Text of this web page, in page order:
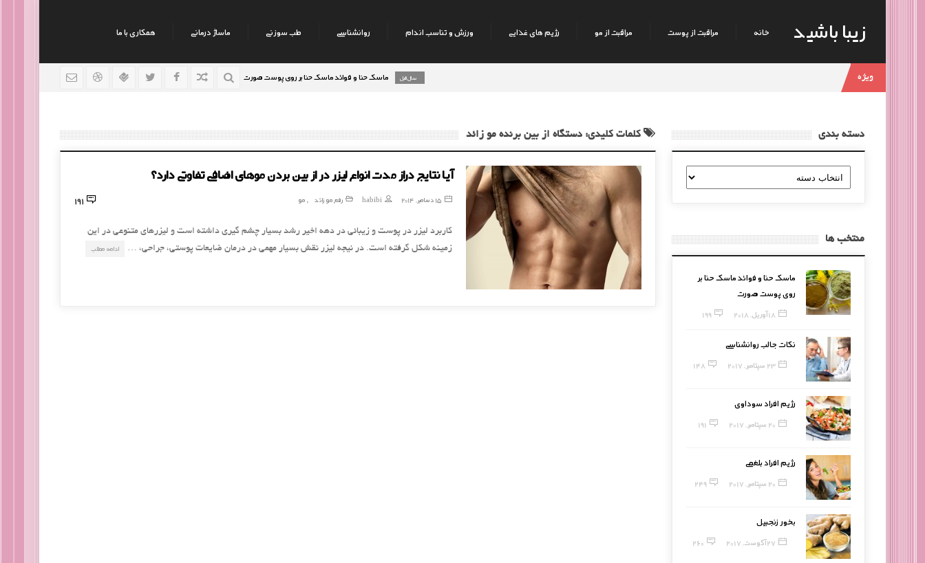
زیبا باشید خانه مراقبت از پوست مراقبت از مو رژیم های غذایی ورزش و تناسب اندام روانشناسی طب سوزنی ماساژ درمانی همکاری با ما
ویژه ماسک حنا و فوائد ماسک حنا بر روی پوست صورت 9 سال قبل نکات جالب روانشناسی
کلمات کلیدی: دستگاه از بین برنده مو زائد
آیا نتایج دراز مدت انواع لیزر در از بین بردن موهای اضافی تفاوتی دارد؟
15 دسامبر, 2014 habibi رفع مو زائد ,مو 191
کاربرد لیزر در پوست و زیبائی در دهه اخیر رشد بسیار چشم گیری داشته است و لیزرهای متنوعی در این
زمینه شکل گرفته است. در نیجه لیزر نقش بسیار مهمی در درمان ضایعات پوستی، جراحی، …
ادامه مطلب
دسته بندی
دسته
بندی
منتخب ها
ماسک حنا و فوائد ماسک حنا بر
روی پوست صورت
18 آوریل, 2018 199
نکات جالب روانشناسی
23 سپتامبر, 2017 148
رژیم افراد سوداوی
20 سپتامبر, 2017 191
رژیم افراد بلغمی
20 سپتامبر, 2017 249
بخور زنجبیل
27 آگوست, 2017 260